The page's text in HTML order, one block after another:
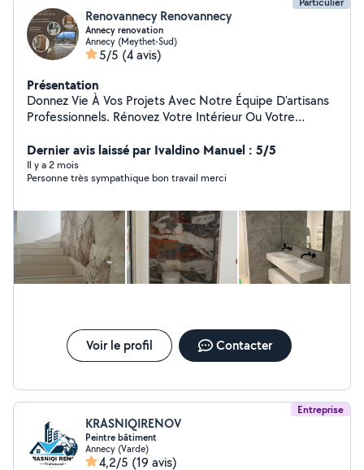
Renovannecy Renovannecy
Annecy renovation
Annecy (Meythet-Sud)
5/5 (4 avis)
Présentation
Donnez Vie À Vos Projets Avec Notre Équipe D'artisans
Professionnels. Rénovez Votre Intérieur Ou Votre
Devis rapide et gratuit
Dernier avis laissé par Ivaldino Manuel : 5/5
Il y a 2 mois
Personne très sympathique bon travail merci
Voir le profil Contacter
Entreprise
KRASNIQIRENOV
Peintre bâtiment
Annecy (Varde)
4,2/5 (19 avis)